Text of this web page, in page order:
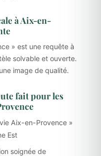
à Aix-en-
» est une requête à
solvable et ouverte.
image de qualité.
fait pour les
Aix-en-Provence »
Est
soignée de